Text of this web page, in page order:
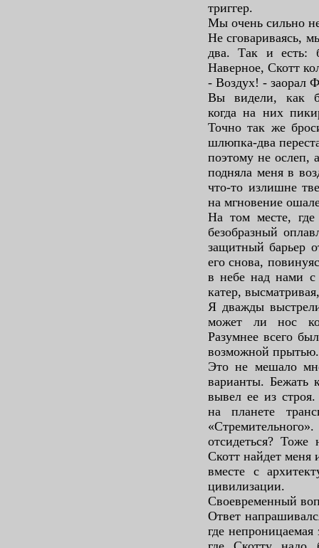
триггер.
Мы очень сильно
Не сговариваясь,
два. Так и есть:
Наверное, Скотт
- Воздух! - заорал
Вы видели, как
когда на них
Точно так же
шлюпка-два
поэтому не ослеп,
подняла меня в
что-то излишне
на мгновение
На том месте,
безобразный
защитный барьер
его снова,
в небе над нами с
катер,
Я дважды
может ли нос
Разумнее всего
возможной прытью.
Это не мешало
варианты. Бежать
вывел ее из
на планете
отсидеться? Тоже
Скотт найдет меня
вместе с
цивилизации.
Своевременный
Ответ
где непроницаемая